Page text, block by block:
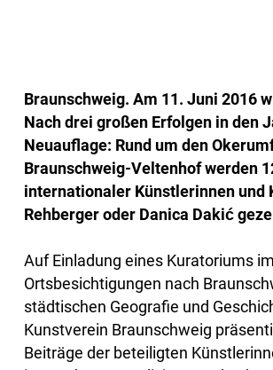
Braunschweig. Am 11. Juni 2016
Nach drei großen Erfolgen in den
Neuauflage: Rund um den
Braunschweig-Veltenhof werden
internationaler Künstlerinnen und
Rehberger oder Danica Dakić
Auf Einladung eines Kuratoriums
Ortsbesichtigungen nach
städtischen Geografie und
Kunstverein Braunschweig
Beiträge der beteiligten